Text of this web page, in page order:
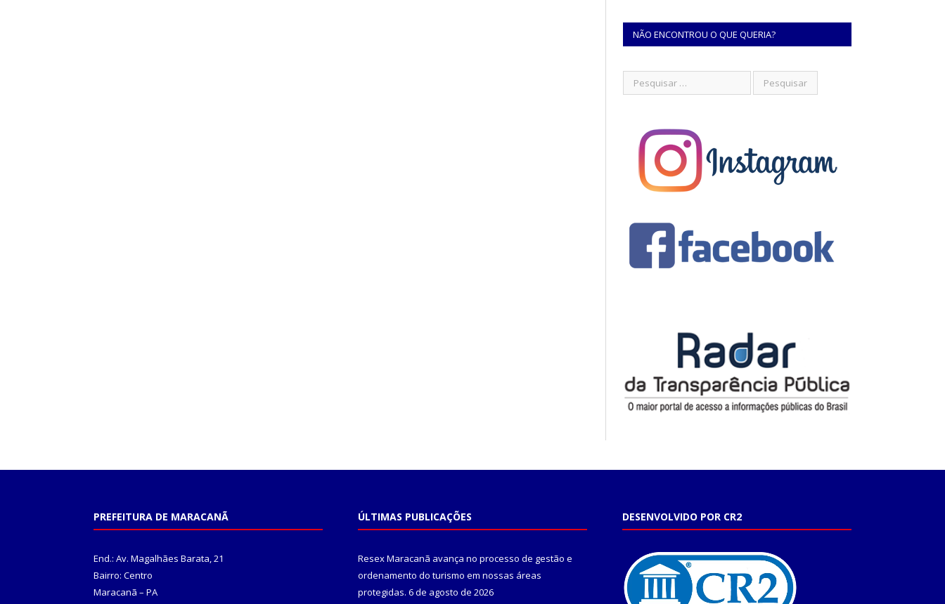
NÃO ENCONTROU O QUE QUERIA?
PREFEITURA DE MARACANÃ
End.: Av. Magalhães Barata, 21
Bairro: Centro
Maracanã – PA
ÚLTIMAS PUBLICAÇÕES
Resex Maracanã avança no processo de gestão e
ordenamento do turismo em nossas áreas
protegidas. 6 de agosto de 2026
DESENVOLVIDO POR CR2